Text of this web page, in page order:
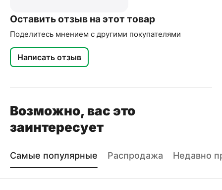
Оставить отзыв на этот товар
Поделитесь мнением с другими покупателями
Написать отзыв
Возможно, вас это
заинтересует
Самые популярные Распродажа Недавно